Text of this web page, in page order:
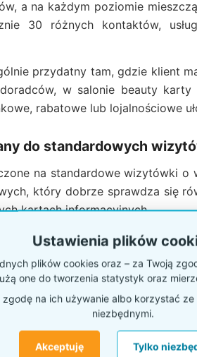
a na każdym poziomie
30 różnych kontaktów,
przydatny tam, gdzie klient
w salonie beauty
rabatowe lub lojalnościowe
do standardowych
na standardowe wizytówki
który dobrze sprawdza się
kartach informacyjnych.
około 20 mm, więc
stojak może działać jako
przez klientów.
kartach podarunkowych warto
dobrze działa podział na
Ustawienia plików
plików cookies oraz – za Twoją
one do tworzenia statystyk oraz
na ich używanie albo korzystać ze
niezbędnymi.
Akceptuję Tylko